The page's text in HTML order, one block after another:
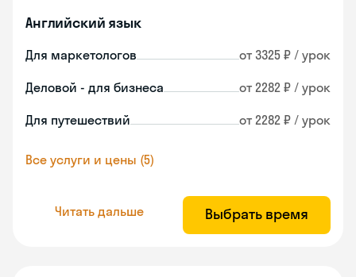
Английский язык
Для маркетологов от 3325 ₽ / урок
Деловой - для бизнеса от 2282 ₽ / урок
Для путешествий от 2282 ₽ / урок
Все услуги и цены (5)
Читать дальше Выбрать время